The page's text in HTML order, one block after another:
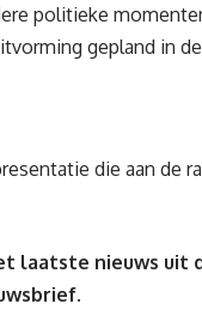
politieke
gepland in
die aan de
laatste nieuws uit